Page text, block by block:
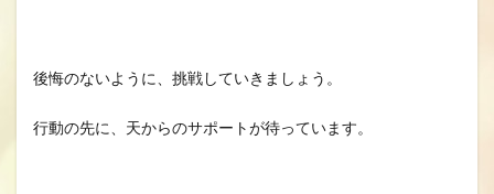
後悔のないように、挑戦していきましょう。
行動の先に、天からのサポートが待っています。